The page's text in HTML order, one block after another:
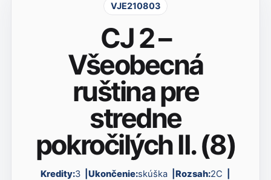
VJE210803
CJ 2 –
Všeobecná
ruština pre
stredne
pokročilých II. (8)
Kredity:3 Ukončenie:skúška Rozsah:2C